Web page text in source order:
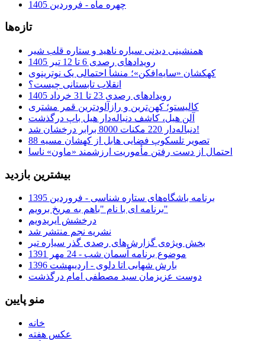
چهره ماه - فروردین 1405
تازه‌ها
همنشینی دیدنی سیاره ناهید و ستاره قلب شیر
رویدادهای رصدی 6 تا 12 تیر 1405
کهکشان «سایه‌افکن»؛ منشأ احتمالی یک نوترینوی
انقلاب تابستانی چیست؟
رویدادهای رصدی 23 تا 31 خرداد 1405
کالیستو؛ کهن‌ترین و رازآلودترین قمر مشتری
آلن هیل، کاشف دنباله‌دار هیل باپ درگذشت
دنباله‌دار 220 مکنات 8000 برابر درخشان شد!
تصویر تلسکوپ فضایی هابل از کهشان مسیه 88
احتمال از دست رفتن مأموریت ارزشمند «ماون» ناسا
بیشترین بازدید
برنامه باشگاه‌های ستاره شناسی - فروردین 1395
برنامه ای با نام "باهم به مریخ برویم"
درخشش ایریدویم
نشریه نجم منتشر شد
بخش ویژه‌ی گزارش‌های رصدی گذر سیاره تیر
موضوع برنامه آسمان شب - 24 مهر 1391
بارش شهابی اتا دلوی - اردیبهشت 1396
دوست عزیزمان سید مصطفی امام درگذشت
منو پایین
خانه
عکس هفته